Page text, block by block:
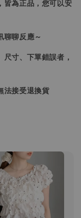
皆為正品，您可以安
聊聊反應～
寸、下單錯誤者，
法接受退換貨